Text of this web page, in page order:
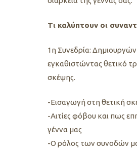
Τι καλύπτουν οι
1η Συνεδρία:
εγκαθιστώντας θετικό
σκέψης.
-Εισαγωγή στη θετική
-Αιτίες φόβου και πως
γέννα μας
-Ο ρόλος των συνοδών